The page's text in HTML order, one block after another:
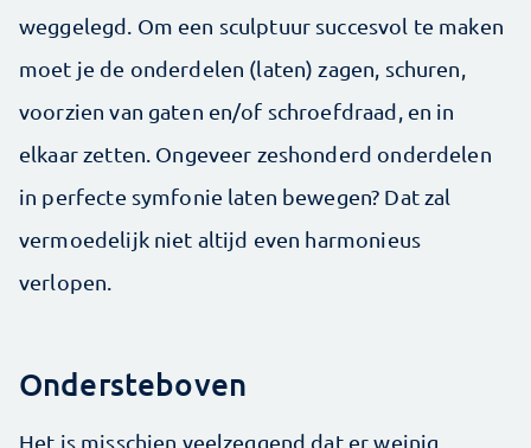
weggelegd. Om een sculptuur succesvol te maken
moet je de onderdelen (laten) zagen, schuren,
voorzien van gaten en/of schroefdraad, en in
elkaar zetten. Ongeveer zeshonderd onderdelen
in perfecte symfonie laten bewegen? Dat zal
vermoedelijk niet altijd even harmonieus
verlopen.
Ondersteboven
Het is misschien veelzeggend dat er weinig